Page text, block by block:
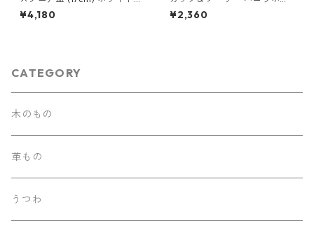
ッシュ
¥4,180
イト
¥2,360
CATEGORY
木のもの
革もの
うつわ